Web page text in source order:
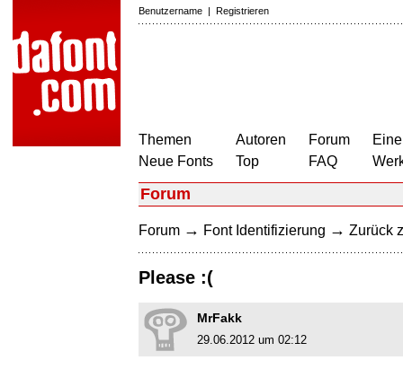
Benutzername | Registrieren
Themen
Neue Fonts
Autoren
Top
Forum
FAQ
Forum
Forum → Font Identifizierung → Zurück
Please :(
MrFakk
29.06.2012 um 02:12